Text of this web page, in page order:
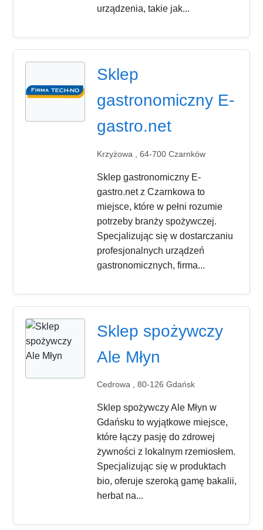
urządzenia, takie jak...
Sklep
gastronomiczny E-
gastro.net
Krzyżowa , 64-700 Czarnków
Sklep gastronomiczny E-
gastro.net z Czarnkowa to
miejsce, które w pełni rozumie
potrzeby branży spożywczej.
Specjalizując się w dostarczaniu
profesjonalnych urządzeń
gastronomicznych, firma...
Sklep spożywczy
Ale Młyn
Cedrowa , 80-126 Gdańsk
Sklep spożywczy Ale Młyn w
Gdańsku to wyjątkowe miejsce,
które łączy pasję do zdrowej
żywności z lokalnym rzemiosłem.
Specjalizując się w produktach
bio, oferuje szeroką gamę bakalii,
herbat na...